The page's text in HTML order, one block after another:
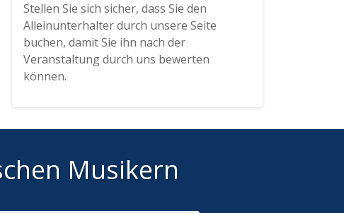
Stellen Sie sich sicher, dass Sie den
Alleinunterhalter durch unsere Seite
buchen, damit Sie ihn nach der
Veranstaltung durch uns bewerten
können.
Musikern